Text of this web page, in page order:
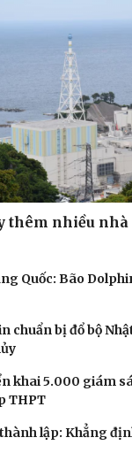
thêm nhiều
Quốc: Bão
chuẩn bị đổ bộ
khai 5.000 giám
THPT
thành lập: Khẳng